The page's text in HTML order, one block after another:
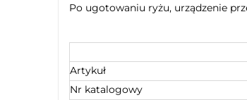
Po ugotowaniu ryżu, urządzenie
Artykuł
Nr katalogowy